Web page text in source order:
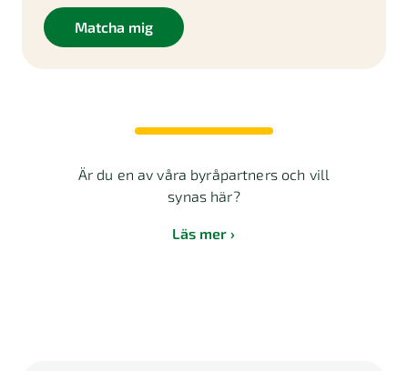
Matcha mig
Är du en av våra byråpartners och vill
synas här?
Läs mer